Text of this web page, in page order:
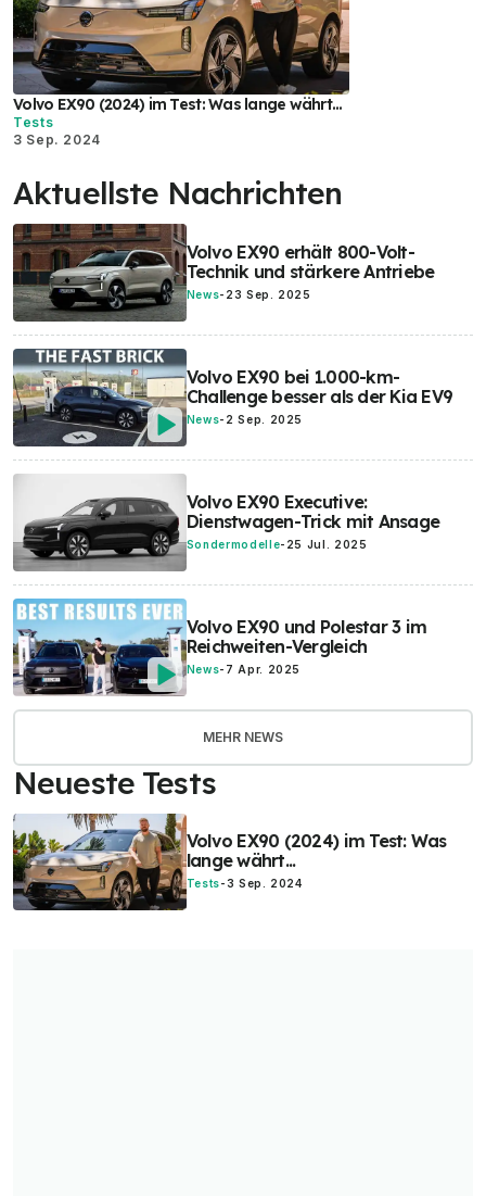
Volvo EX90 (2024) im Test: Was lange währt...
Tests
3 Sep. 2024
Aktuellste Nachrichten
Volvo EX90 erhält 800-Volt-
Technik und stärkere Antriebe
News- 23 Sep. 2025
Volvo EX90 bei 1.000-km-
Challenge besser als der Kia EV9
News- 2 Sep. 2025
Volvo EX90 Executive:
Dienstwagen-Trick mit Ansage
Sondermodelle- 25 Jul. 2025
Volvo EX90 und Polestar 3 im
Reichweiten-Vergleich
News- 7 Apr. 2025
MEHR NEWS
Neueste Tests
Volvo EX90 (2024) im Test: Was
lange währt...
Tests-3 Sep. 2024